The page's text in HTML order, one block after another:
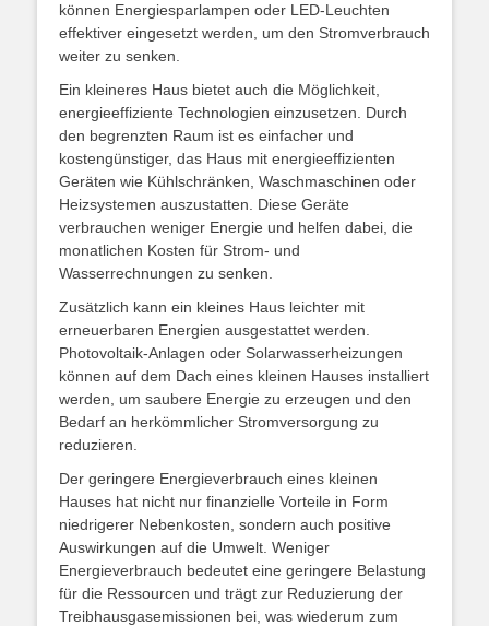
können Energiesparlampen oder LED-Leuchten
effektiver eingesetzt werden, um den Stromverbrauch
weiter zu senken.
Ein kleineres Haus bietet auch die Möglichkeit,
energieeffiziente Technologien einzusetzen. Durch
den begrenzten Raum ist es einfacher und
kostengünstiger, das Haus mit energieeffizienten
Geräten wie Kühlschränken, Waschmaschinen oder
Heizsystemen auszustatten. Diese Geräte
verbrauchen weniger Energie und helfen dabei, die
monatlichen Kosten für Strom- und
Wasserrechnungen zu senken.
Zusätzlich kann ein kleines Haus leichter mit
erneuerbaren Energien ausgestattet werden.
Photovoltaik-Anlagen oder Solarwasserheizungen
können auf dem Dach eines kleinen Hauses installiert
werden, um saubere Energie zu erzeugen und den
Bedarf an herkömmlicher Stromversorgung zu
reduzieren.
Der geringere Energieverbrauch eines kleinen
Hauses hat nicht nur finanzielle Vorteile in Form
niedrigerer Nebenkosten, sondern auch positive
Auswirkungen auf die Umwelt. Weniger
Energieverbrauch bedeutet eine geringere Belastung
für die Ressourcen und trägt zur Reduzierung der
Treibhausgasemissionen bei, was wiederum zum